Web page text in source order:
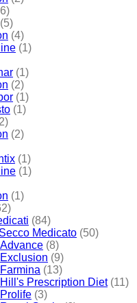
(5)
(4)
(1)
(1)
(2)
(1)
(1)
(2)
(1)
(1)
(1)
(84)
Medicato (50)
Advance (8)
Exclusion (9)
Farmina (13)
Hill's Prescription Diet (11)
Prolife (3)